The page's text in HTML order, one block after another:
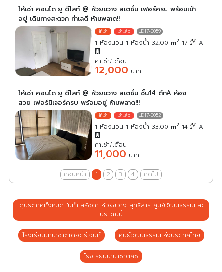
ให้เช่า คอนโด ยู ดีไลท์ @ ห้วยขวาง สเตชั่น เฟอร์ครบ พร้อมเข้า
อยู่ เดินทางสะดวก ทำเลดี ห้ามพลาด!!
UD17-0059
1 ห้องนอน 1 ห้องน้ำ 32.00 m2 17 A
ค่าเช่า/เดือน
12,000 บาท
ให้เช่า คอนโด ยู ดีไลท์ @ ห้วยขวาง สเตชั่น ชั้น14 ตึกA ห้อง
สวย เฟอร์นิเจอร์ครบ พร้อมอยู่ ห้ามพลาด!!!
UD17-0052
1 ห้องนอน 1 ห้องน้ำ 33.00 m2 14 A
ค่าเช่า/เดือน
11,000 บาท
ก่อนหน้า 1 2 3 4 ถัดไป
ดูประกาศทั้งหมด ในทำเลรัชดา ห้วยขวาง สุทธิสาร ศูนย์วัฒนธรรมและ
บริเวณนี้
โรงเรียนนานาชาติเดอะ รีเจนท์ ศูนย์วัฒนธรรมแห่งประเทศไทย
โรงเรียนนานาชาติคิซ